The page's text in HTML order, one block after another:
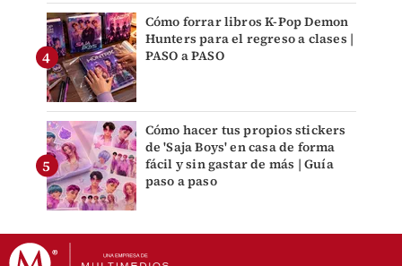
Cómo forrar libros K-Pop Demon
Hunters para el regreso a clases |
PASO a PASO
Cómo hacer tus propios stickers
de 'Saja Boys' en casa de forma
fácil y sin gastar de más | Guía
paso a paso